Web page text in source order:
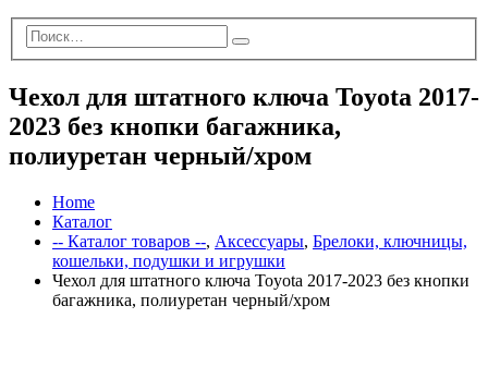
Чехол для штатного ключа Toyota 2017-
2023 без кнопки багажника,
полиуретан черный/хром
Home
Каталог
-- Каталог товаров --, Аксессуары, Брелоки, ключницы,
кошельки, подушки и игрушки
Чехол для штатного ключа Toyota 2017-2023 без кнопки
багажника, полиуретан черный/хром